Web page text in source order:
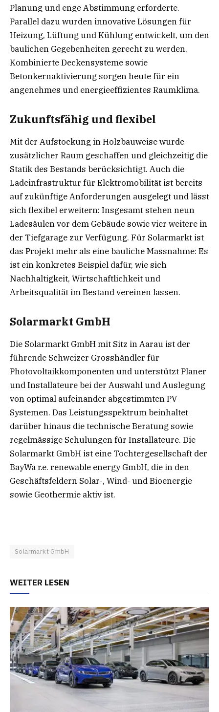
Planung und enge Abstimmung erforderte.
Parallel dazu wurden innovative Lösungen für
Heizung, Lüftung und Kühlung entwickelt, um den
baulichen Gegebenheiten gerecht zu werden.
Kombinierte Deckensysteme sowie
Betonkernaktivierung sorgen heute für ein
angenehmes und energieeffizientes Raumklima.
Zukunftsfähig und flexibel
Mit der Aufstockung in Holzbauweise wurde
zusätzlicher Raum geschaffen und gleichzeitig die
Statik des Bestands berücksichtigt. Auch die
Ladeinfrastruktur für Elektromobilität ist bereits
auf zukünftige Anforderungen ausgelegt und lässt
sich flexibel erweitern: Insgesamt stehen neun
Ladesäulen vor dem Gebäude sowie vier weitere in
der Tiefgarage zur Verfügung. Für Solarmarkt ist
das Projekt mehr als eine bauliche Massnahme: Es
ist ein konkretes Beispiel dafür, wie sich
Nachhaltigkeit, Wirtschaftlichkeit und
Arbeitsqualität im Bestand vereinen lassen.
Solarmarkt GmbH
Die Solarmarkt GmbH mit Sitz in Aarau ist der
führende Schweizer Grosshändler für
Photovoltaikkomponenten und unterstützt Planer
und Installateure bei der Auswahl und Auslegung
von optimal aufeinander abgestimmten PV-
Systemen. Das Leistungsspektrum beinhaltet
darüber hinaus die technische Beratung sowie
regelmässige Schulungen für Installateure. Die
Solarmarkt GmbH ist eine Tochtergesellschaft der
BayWa r.e. renewable energy GmbH, die in den
Geschäftsfeldern Solar-, Wind- und Bioenergie
sowie Geothermie aktiv ist.
Solarmarkt GmbH
WEITER LESEN